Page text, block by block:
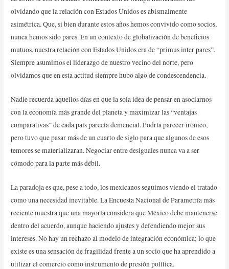
olvidando que la relación con Estados Unidos es abismalmente
asimétrica. Que, si bien durante estos años hemos convivido como socios,
nunca hemos sido pares. En un contexto de globalización de beneficios
mutuos, nuestra relación con Estados Unidos era de “primus inter pares”.
Siempre asumimos el liderazgo de nuestro vecino del norte, pero
olvidamos que en esta actitud siempre hubo algo de condescendencia.
Nadie recuerda aquellos días en que la sola idea de pensar en asociarnos
con la economía más grande del planeta y maximizar las “ventajas
comparativas” de cada país parecía demencial. Podría parecer irónico,
pero tuvo que pasar más de un cuarto de siglo para que algunos de esos
temores se materializaran. Negociar entre desiguales nunca va a ser
cómodo para la parte más débil.
La paradoja es que, pese a todo, los mexicanos seguimos viendo el tratado
como una necesidad inevitable. La Encuesta Nacional de Parametría más
reciente muestra que una mayoría considera que México debe mantenerse
dentro del acuerdo, aunque haciendo ajustes y defendiendo mejor sus
intereses. No hay un rechazo al modelo de integración económica; lo que
existe es una sensación de fragilidad frente a un socio que ha aprendido a
utilizar el comercio como instrumento de presión política.